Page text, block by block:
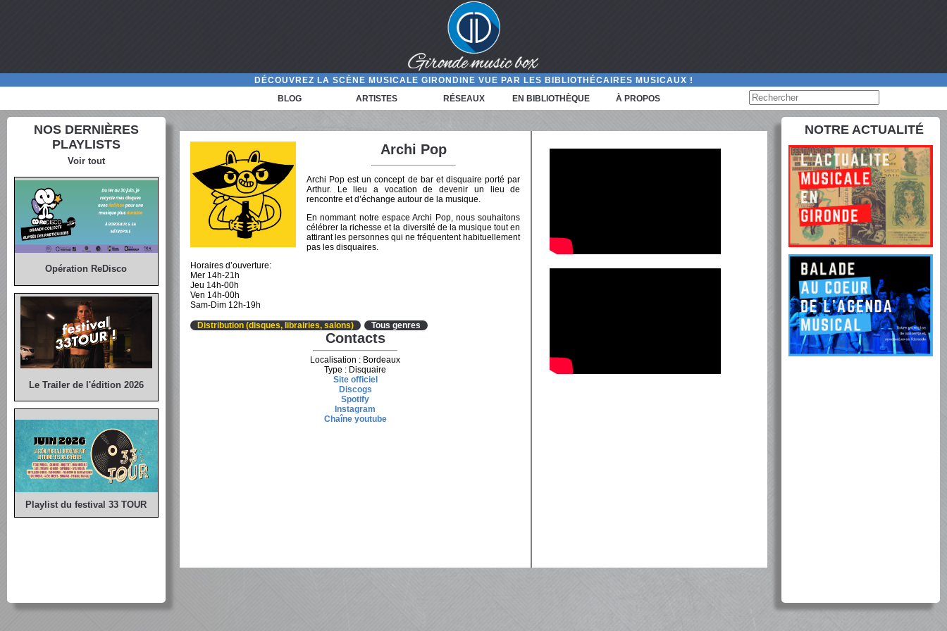
DÉCOUVREZ LA SCÈNE MUSICALE GIRONDINE VUE PAR LES BIBLIOTHÉCAIRES MUSICAUX !
BLOG
ARTISTES RÉSEAUX EN BIBLIOTHÈQUE À PROPOS
NOS DERNIÈRES
PLAYLISTS
Voir tout
Opération ReDisco
Le Trailer de l'édition 2026
Playlist du festival 33 TOUR
Archi Pop
Archi Pop est un concept de bar et disquaire porté par
Arthur. Le lieu a vocation de devenir un lieu de
rencontre et d’échange autour de la musique.
En nommant notre espace Archi Pop, nous souhaitons
célébrer la richesse et la diversité de la musique tout en
attirant les personnes qui ne fréquentent habituellement
pas les disquaires.
Horaires d’ouverture:
Mer 14h-21h
Jeu 14h-00h
Ven 14h-00h
Sam-Dim 12h-19h
Distribution (disques, librairies, salons) Tous genres
Contacts
Localisation : Bordeaux
Type : Disquaire
Site officiel
Discogs
Spotify
Instagram
Chaîne youtube
NOTRE ACTUALITÉ